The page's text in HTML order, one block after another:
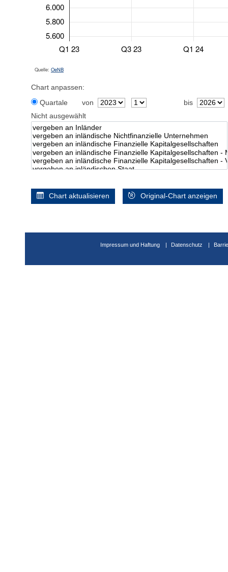
Q1 23 Q3 23 Q1 24
5.600
5.800
6.000
Quelle: OeNB
Chart anpassen:
Quartale
von
bis
Nicht ausgewählt
Chart aktualisieren Original-Chart anzeigen
Impressum und Haftung Datenschutz